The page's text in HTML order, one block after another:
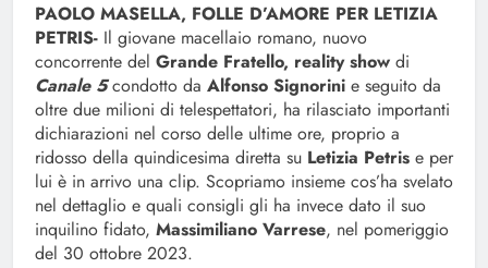
PAOLO MASELLA, FOLLE D’AMORE PER LETIZIA
PETRIS- Il giovane macellaio romano, nuovo
concorrente del Grande Fratello, reality show di
Canale 5condotto da Alfonso Signorini e seguito da
oltre due milioni di telespettatori, ha rilasciato importanti
dichiarazioni nel corso delle ultime ore, proprio a
ridosso della quindicesima diretta su Letizia Petris e per
lui è in arrivo una clip. Scopriamo insieme cos’ha svelato
nel dettaglio e quali consigli gli ha invece dato il suo
inquilino fidato, Massimiliano Varrese, nel pomeriggio
del 30 ottobre 2023.